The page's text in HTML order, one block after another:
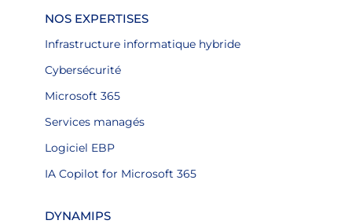
NOS EXPERTISES
Infrastructure informatique hybride
Cybersécurité
Microsoft 365
Services managés
Logiciel EBP
IA Copilot for Microsoft 365
DYNAMIPS